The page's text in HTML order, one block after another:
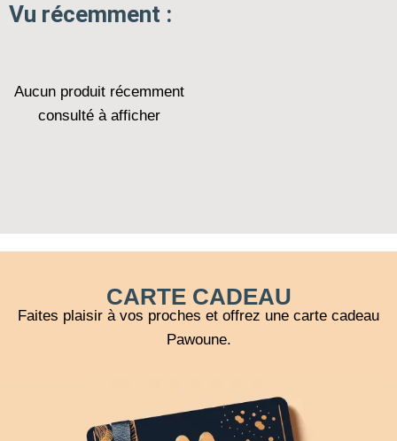
Vu récemment :
Aucun produit récemment
consulté à afficher
CARTE CADEAU
Faites plaisir à vos proches et offrez une carte cadeau
Pawoune.